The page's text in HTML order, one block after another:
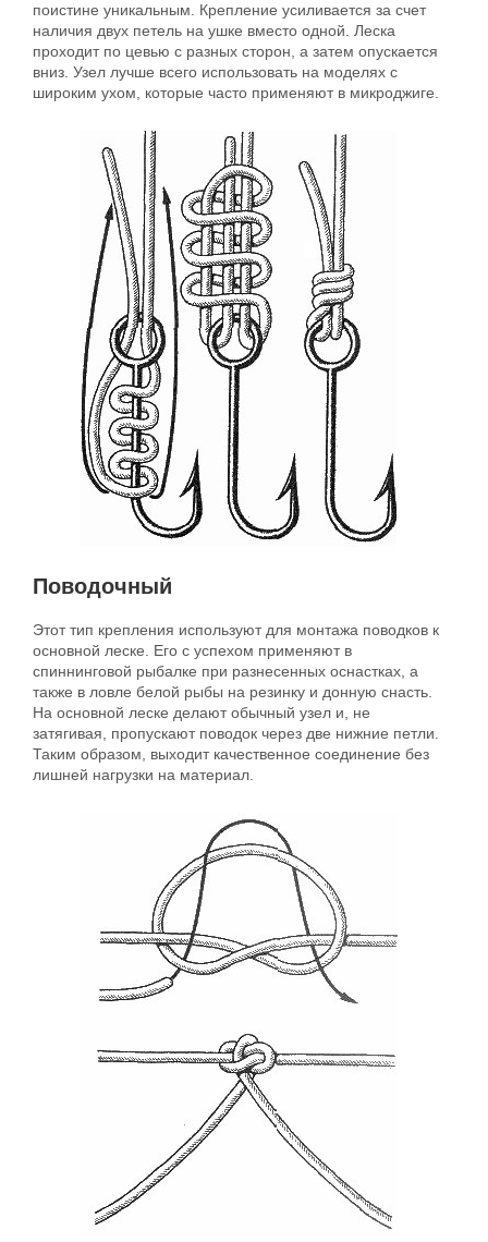
поистине уникальным. Крепление усиливается за счет
наличия двух петель на ушке вместо одной. Леска
проходит по цевью с разных сторон, а затем опускается
вниз. Узел лучше всего использовать на моделях с
широким ухом, которые часто применяют в микроджиге.
Поводочный
Этот тип крепления используют для монтажа поводков к
основной леске. Его с успехом применяют в
спиннинговой рыбалке при разнесенных оснастках, а
также в ловле белой рыбы на резинку и донную снасть.
На основной леске делают обычный узел и, не
затягивая, пропускают поводок через две нижние петли.
Таким образом, выходит качественное соединение без
лишней нагрузки на материал.